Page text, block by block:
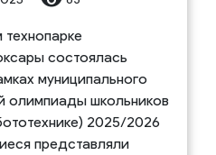
технопарке
состоялась
муниципального
олимпиады школьников
2025/2026
представляли